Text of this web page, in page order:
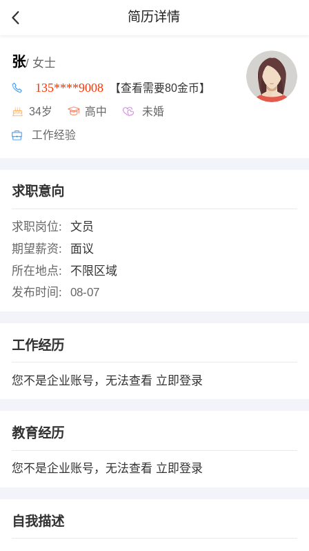
简历详情
张/ 女士
135****9008 【查看需要80金币】
34岁 高中 未婚
工作经验
求职意向
求职岗位:
文员
期望薪资:
面议
所在地点:
不限区域
发布时间:
08-07
工作经历
您不是企业账号，无法查看 立即登录
教育经历
您不是企业账号，无法查看 立即登录
自我描述